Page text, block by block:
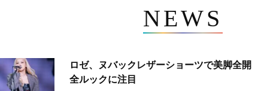
NEWS
ロゼ、ヌバックレザーショーツで美脚全
全ルックに注目